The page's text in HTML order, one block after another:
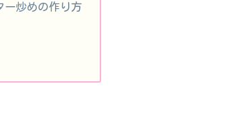
ー炒めの作り方